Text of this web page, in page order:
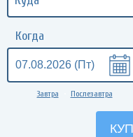
Когда
Завтра Послезавтра